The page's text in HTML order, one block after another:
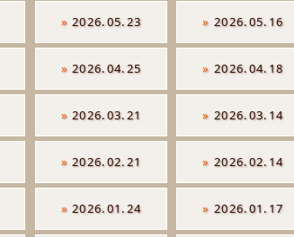
»2026.05.23 »2026.05.16
»2026.04.25 »2026.04.18
»2026.03.21 »2026.03.14
»2026.02.21 »2026.02.14
»2026.01.24 »2026.01.17